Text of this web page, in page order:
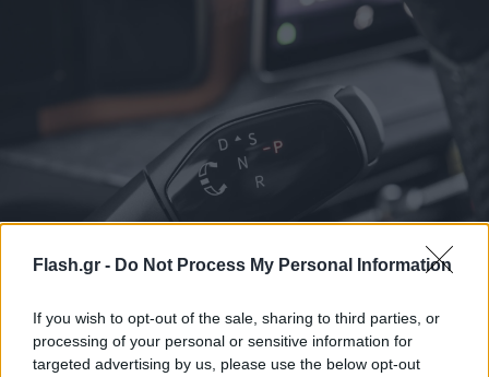
Flash.gr - Do Not Process My Personal Information
If you wish to opt-out of the sale, sharing to third parties, or
processing of your personal or sensitive information for
targeted advertising by us, please use the below opt-out
Ο νέος επιλογέας ταχυτήτων